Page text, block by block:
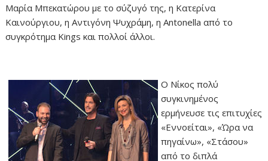
Μαρία Μπεκατώρου με το σύζυγό της, η Κατερίνα
Καινούργιου, η Αντιγόνη Ψυχράμη, η Antonella από το
συγκρότημα Kings και πολλοί άλλοι.
Ο Νίκος πολύ
συγκινημένος
ερμήνευσε τις επιτυχίες
«Εννοείται», «Ώρα να
πηγαίνω», «Στάσου»
από το διπλά